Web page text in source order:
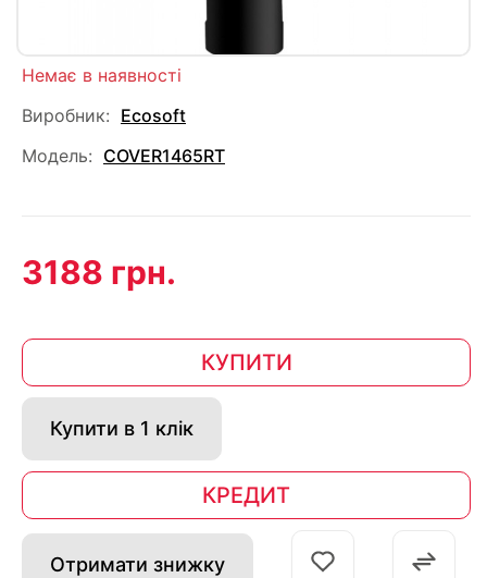
Немає в наявності
Виробник: Ecosoft
Модель: COVER1465RT
3188 грн.
КУПИТИ
Купити в 1 клік
КРЕДИТ
Отримати знижку